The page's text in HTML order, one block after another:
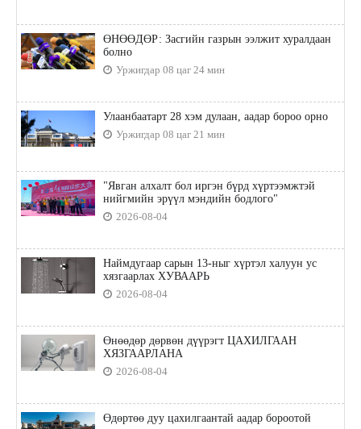
ӨНӨӨДӨР: Засгийн газрын ээлжит хуралдаан
болно
Уржигдар 08 цаг 24 мин
Улаанбаатарт 28 хэм дулаан, аадар бороо орно
Уржигдар 08 цаг 21 мин
"Явган алхалт бол иргэн бүрд хүртээмжтэй
нийгмийн эрүүл мэндийн бодлого"
2026-08-04
Наймдугаар сарын 13-ныг хүртэл халуун ус
хязгаарлах ХУВААРЬ
2026-08-04
Өнөөдөр дөрвөн дүүрэгт ЦАХИЛГААН
ХЯЗГААРЛАНА
2026-08-04
Өдөртөө дуу цахилгаантай аадар бороотой